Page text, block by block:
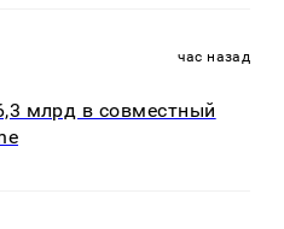
час назад
млрд в совместный